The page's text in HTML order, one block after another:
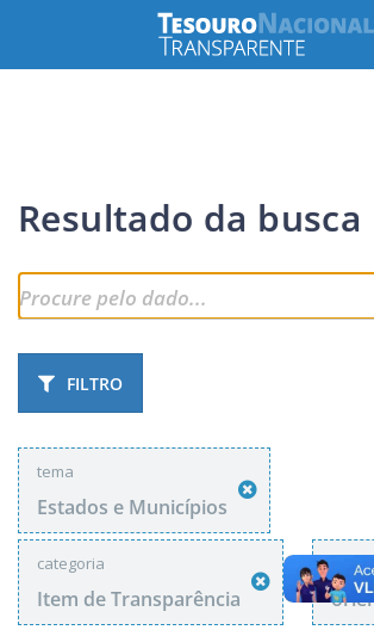
Resultado da busca
FILTRO
tema
Estados e Municípios
categoria
Item de Transparência
tags